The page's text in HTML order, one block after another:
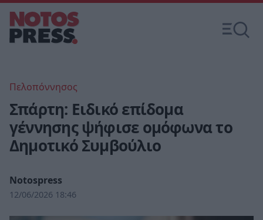
Πελοπόννησος
Σπάρτη: Ειδικό επίδομα
γέννησης ψήφισε ομόφωνα το
Δημοτικό Συμβούλιο
Notospress
12/06/2026 18:46